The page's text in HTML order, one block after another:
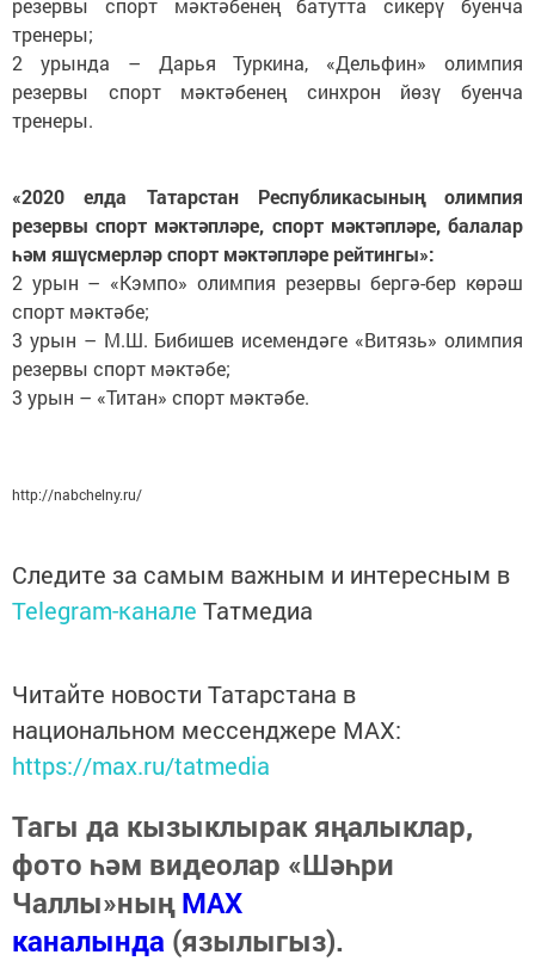
резервы спорт мәктәбенең батутта сикерү буенча
тренеры;
2 урында – Дарья Туркина, «Дельфин» олимпия
резервы спорт мәктәбенең синхрон йөзү буенча
тренеры.
«2020 елда Татарстан Республикасының олимпия
резервы спорт мәктәпләре, спорт мәктәпләре, балалар
һәм яшүсмерләр спорт мәктәпләре рейтингы»:
2 урын – «Кэмпо» олимпия резервы бергә-бер көрәш
спорт мәктәбе;
3 урын – М.Ш. Бибишев исемендәге «Витязь» олимпия
резервы спорт мәктәбе;
3 урын – «Титан» спорт мәктәбе.
http://nabchelny.ru/
Следите за самым важным и интересным в
Telegram-канале Татмедиа
Читайте новости Татарстана в
национальном мессенджере MАХ:
https://max.ru/tatmedia
Тагы да кызыклырак яңалыклар,
фото һәм видеолар «Шәһри
Чаллы»ныңMAX
каналында (язылыгыз).